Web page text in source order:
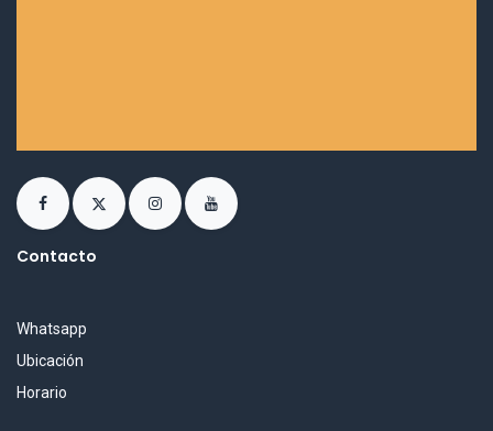
Contacto
Whatsapp
Ubicación
Horario